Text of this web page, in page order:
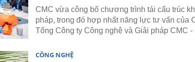
CMC vừa công bố chương trình tái cấu trúc
pháp, trong đó hợp nhất năng lực tư vấn của
Tổng Công ty Công nghệ và Giải pháp CMC -
CÔNG NGHỆ